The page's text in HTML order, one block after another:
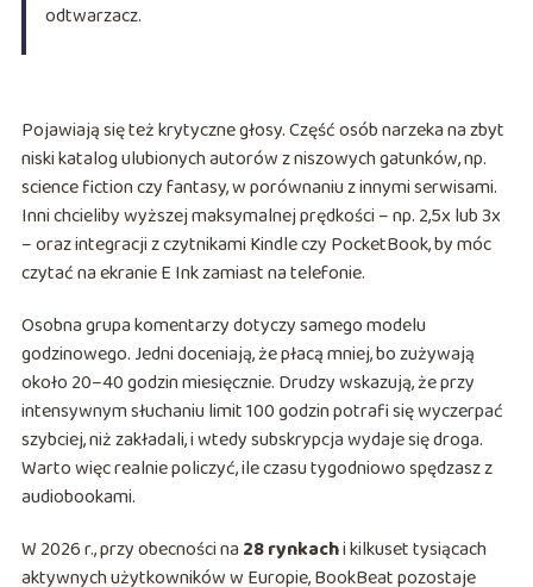
odtwarzacz.
Pojawiają się też krytyczne głosy. Część osób narzeka na zbyt
niski katalog ulubionych autorów z niszowych gatunków, np.
science fiction czy fantasy, w porównaniu z innymi serwisami.
Inni chcieliby wyższej maksymalnej prędkości – np. 2,5x lub 3x
– oraz integracji z czytnikami Kindle czy PocketBook, by móc
czytać na ekranie E Ink zamiast na telefonie.
Osobna grupa komentarzy dotyczy samego modelu
godzinowego. Jedni doceniają, że płacą mniej, bo zużywają
około 20–40 godzin miesięcznie. Drudzy wskazują, że przy
intensywnym słuchaniu limit 100 godzin potrafi się wyczerpać
szybciej, niż zakładali, i wtedy subskrypcja wydaje się droga.
Warto więc realnie policzyć, ile czasu tygodniowo spędzasz z
audiobookami.
W 2026 r., przy obecności na 28 rynkachi kilkuset tysiącach
aktywnych użytkowników w Europie, BookBeat pozostaje